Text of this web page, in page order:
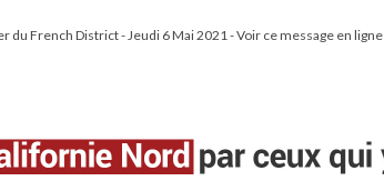
du French District - Jeudi 6 Mai 2021 - Voir ce message en ligne